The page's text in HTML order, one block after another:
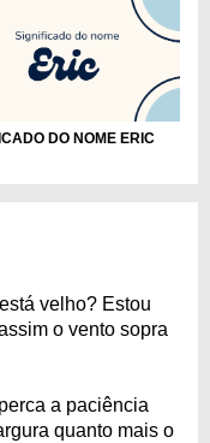
DO NOME ERIC
velho? Estou
o vento sopra
a paciência
quanto mais o